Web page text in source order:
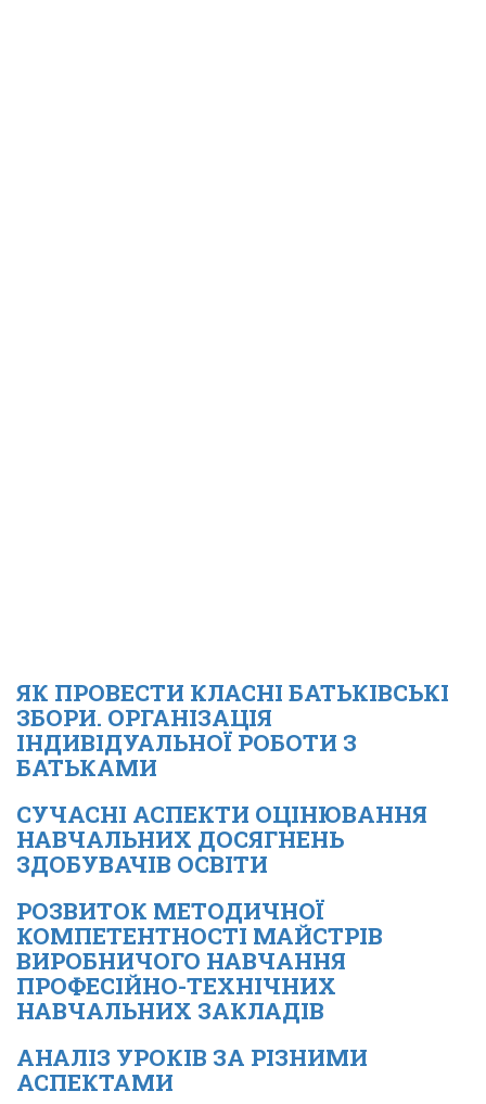
ЯК ПРОВЕСТИ КЛАСНІ БАТЬКІВСЬКІ
ЗБОРИ. ОРГАНІЗАЦІЯ
ІНДИВІДУАЛЬНОЇ РОБОТИ З
БАТЬКАМИ
СУЧАСНІ АСПЕКТИ ОЦІНЮВАННЯ
НАВЧАЛЬНИХ ДОСЯГНЕНЬ
ЗДОБУВАЧІВ ОСВІТИ
РОЗВИТОК МЕТОДИЧНОЇ
КОМПЕТЕНТНОСТІ МАЙСТРІВ
ВИРОБНИЧОГО НАВЧАННЯ
ПРОФЕСІЙНО-ТЕХНІЧНИХ
НАВЧАЛЬНИХ ЗАКЛАДІВ
АНАЛІЗ УРОКІВ ЗА РІЗНИМИ
АСПЕКТАМИ